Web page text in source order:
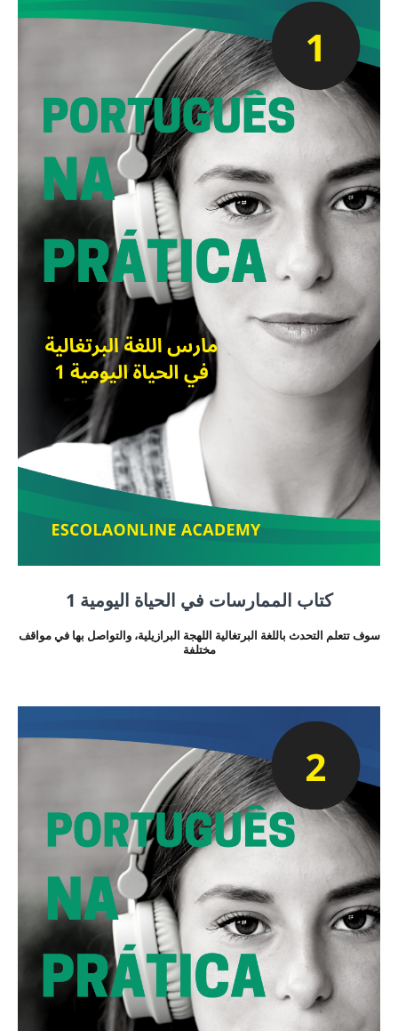
كتاب الممارسات في الحياة اليومية 1
سوف تتعلم التحدث باللغة البرتغالية اللهجة البرازيلية، والتواصل بها في مواقف
مختلفة